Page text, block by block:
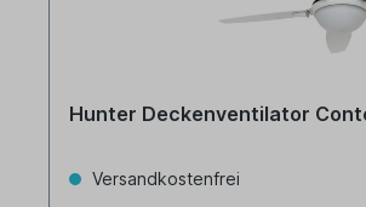
Hunter Deckenventilator
Versandkostenfrei